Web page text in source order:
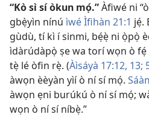
“Kò sì sí òkun mọ́.”Àfiwé ni
gbẹ̀yìn nínú ìwé Ìfihàn 21:1 jẹ́.
gùdù, tí kì í sinmi, bẹ́ẹ̀ ni ọ̀pọ̀
ìdàrúdàpọ̀ ṣe wa torí wọn ò
tẹ̀ lé òfin rẹ̀. (Àìsáyà 17:12, 13;
àwọn èèyàn yìí ò ní sí mọ́.
àwọn ẹni burúkú ò ní sí mọ́;
wọn ò ní sí níbẹ̀.”